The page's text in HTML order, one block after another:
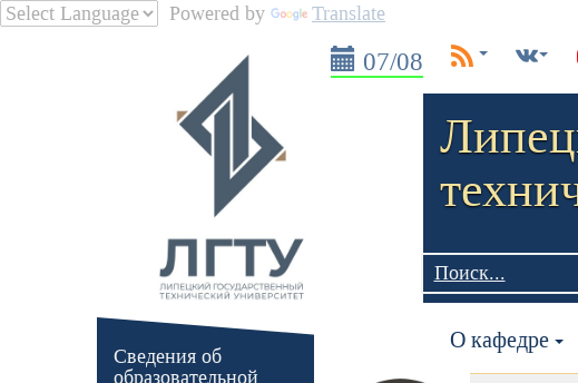
Powered by Translate
07/08
Поиск...
Сведения об
образовательной
О кафедре